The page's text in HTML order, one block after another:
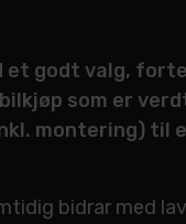
et godt valg,
som er
montering) til
bidrar med